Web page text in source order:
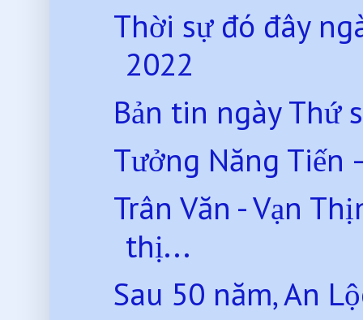
Thời sự đó đây
2022
Bản tin ngày Thứ
Tưởng Năng Tiến
Trân Văn - Vạn
thị...
Sau 50 năm, An